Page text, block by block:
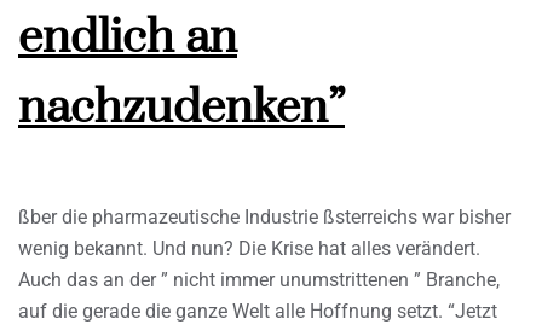
endlich an
nachzudenken”
ßber die pharmazeutische Industrie ßsterreichs war bisher
wenig bekannt. Und nun? Die Krise hat alles verändert.
Auch das an der ” nicht immer unumstrittenen ” Branche,
auf die gerade die ganze Welt alle Hoffnung setzt. “Jetzt